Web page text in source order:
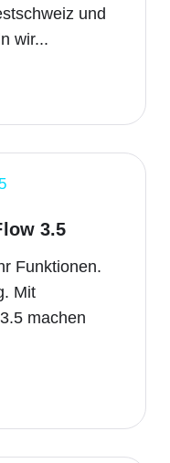
und
wir...
3.5
Funktionen.
Mit
machen